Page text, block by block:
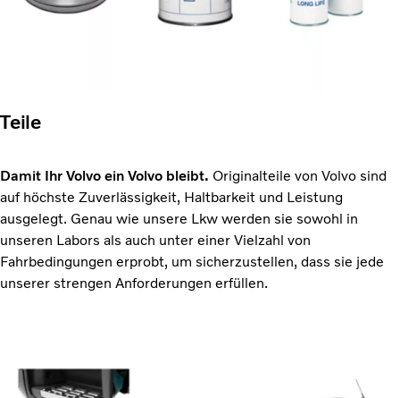
Teile
Damit Ihr Volvo ein Volvo bleibt. Originalteile von Volvo sind
auf höchste Zuverlässigkeit, Haltbarkeit und Leistung
ausgelegt. Genau wie unsere Lkw werden sie sowohl in
unseren Labors als auch unter einer Vielzahl von
Fahrbedingungen erprobt, um sicherzustellen, dass sie jede
unserer strengen Anforderungen erfüllen.